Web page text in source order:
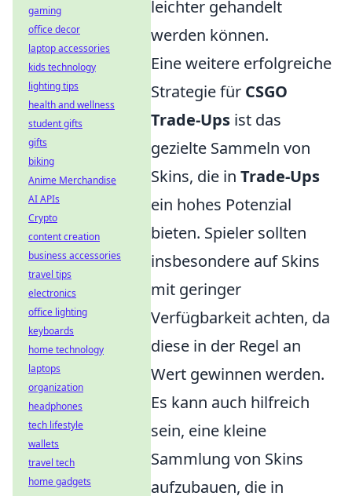
leichter gehandelt
werden können.
Eine weitere erfolgreiche
Strategie für CSGO
Trade-Ups ist das
gezielte Sammeln von
Skins, die in Trade-Ups
ein hohes Potenzial
bieten. Spieler sollten
insbesondere auf Skins
mit geringer
Verfügbarkeit achten, da
diese in der Regel an
Wert gewinnen werden.
Es kann auch hilfreich
sein, eine kleine
Sammlung von Skins
aufzubauen, die in
gaming
office decor
laptop accessories
kids technology
lighting tips
health and wellness
student gifts
gifts
biking
Anime Merchandise
AI APIs
Crypto
content creation
business accessories
travel tips
electronics
office lighting
keyboards
home technology
laptops
organization
headphones
tech lifestyle
wallets
travel tech
home gadgets